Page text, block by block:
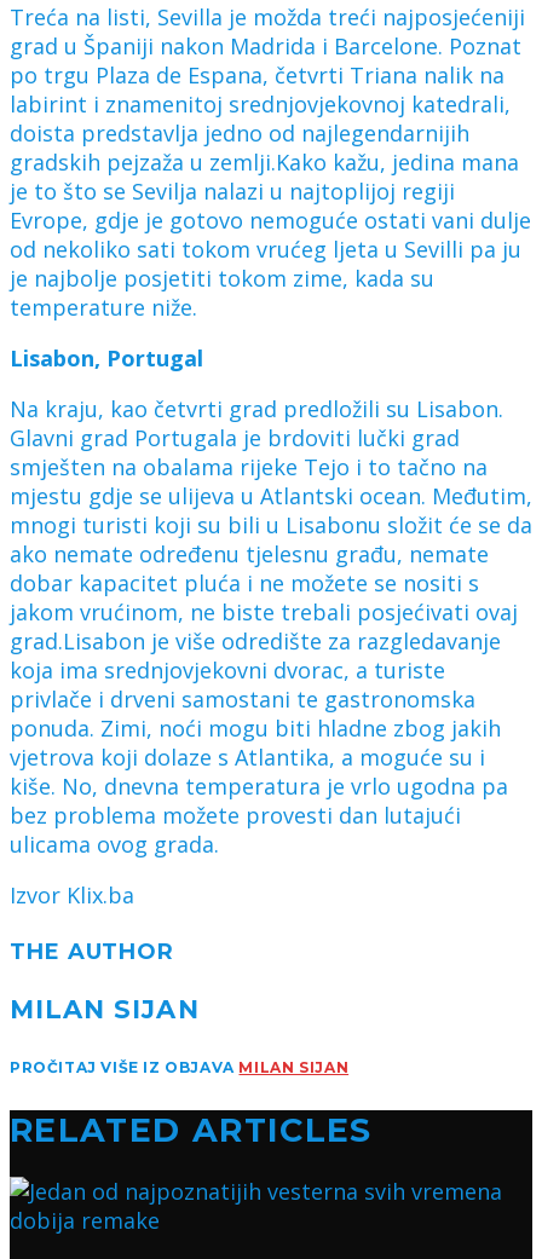
Treća na listi, Sevilla je možda treći najposjećeniji
grad u Španiji nakon Madrida i Barcelone. Poznat
po trgu Plaza de Espana, četvrti Triana nalik na
labirint i znamenitoj srednjovjekovnoj katedrali,
doista predstavlja jedno od najlegendarnijih
gradskih pejzaža u zemlji.Kako kažu, jedina mana
je to što se Sevilja nalazi u najtoplijoj regiji
Evrope, gdje je gotovo nemoguće ostati vani dulje
od nekoliko sati tokom vrućeg ljeta u Sevilli pa ju
je najbolje posjetiti tokom zime, kada su
temperature niže.
Lisabon, Portugal
Na kraju, kao četvrti grad predložili su Lisabon.
Glavni grad Portugala je brdoviti lučki grad
smješten na obalama rijeke Tejo i to tačno na
mjestu gdje se ulijeva u Atlantski ocean. Međutim,
mnogi turisti koji su bili u Lisabonu složit će se da
ako nemate određenu tjelesnu građu, nemate
dobar kapacitet pluća i ne možete se nositi s
jakom vrućinom, ne biste trebali posjećivati ovaj
grad.Lisabon je više odredište za razgledavanje
koja ima srednjovjekovni dvorac, a turiste
privlače i drveni samostani te gastronomska
ponuda. Zimi, noći mogu biti hladne zbog jakih
vjetrova koji dolaze s Atlantika, a moguće su i
kiše. No, dnevna temperatura je vrlo ugodna pa
bez problema možete provesti dan lutajući
ulicama ovog grada.
Izvor Klix.ba
THE AUTHOR
MILAN SIJAN
PROČITAJ VIŠE IZ OBJAVA MILAN SIJAN
RELATED ARTICLES